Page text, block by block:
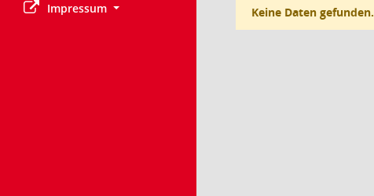
Impressum
Keine Daten gefunden.